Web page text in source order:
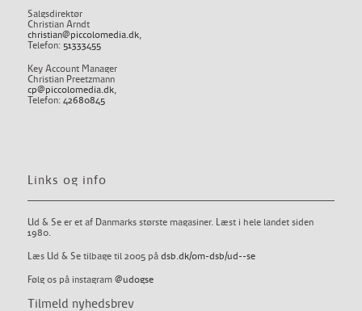
Salgsdirektør
Christian Arndt
christian@piccolomedia.dk,
Telefon: 51333455
Key Account Manager
Christian Preetzmann
cp@piccolomedia.dk,
Telefon: 42680845
Links og info
Ud & Se er et af Danmarks største magasiner. Læst i hele landet siden
1980.
Læs Ud & Se tilbage til 2005 på dsb.dk/om-dsb/ud--se
Følg os på instagram @udogse
Tilmeld nyhedsbrev